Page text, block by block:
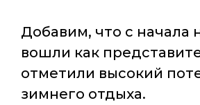
Добавим, что с
вошли как
отметили высокий
зимнего отдыха.